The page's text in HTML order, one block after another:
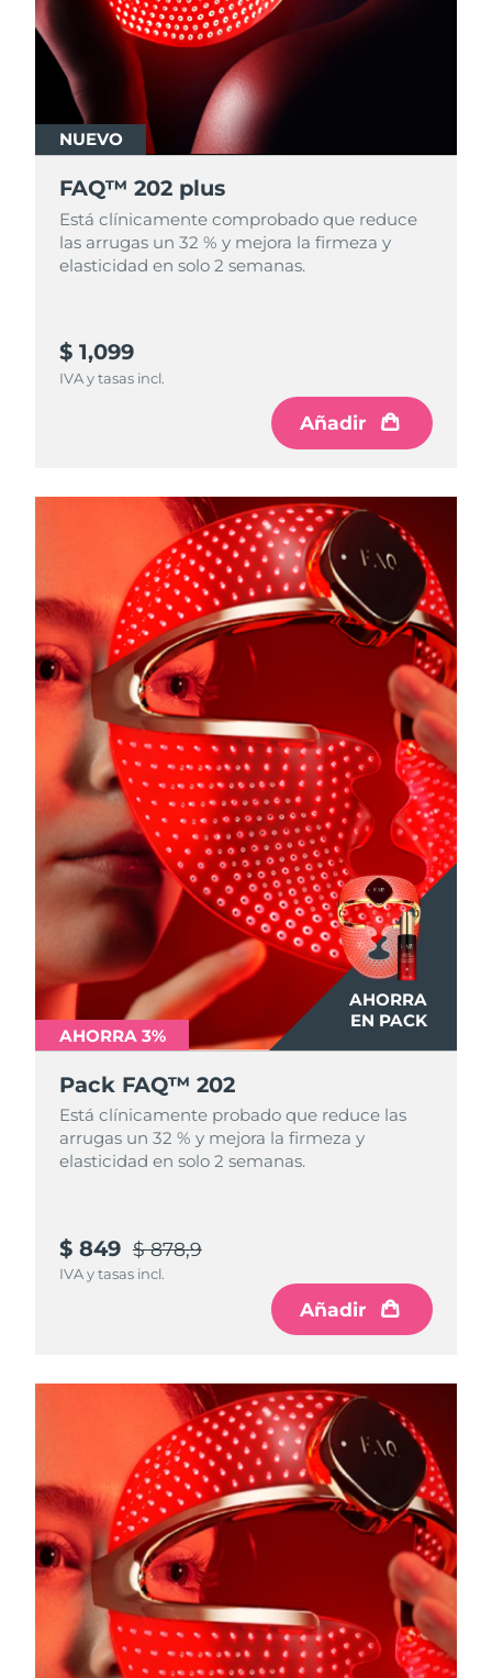
NUEVO
FAQ™ 202 plus
Está clínicamente comprobado que reduce
las arrugas un 32 % y mejora la firmeza y
elasticidad en solo 2 semanas.
$ 1,099
IVA y tasas incl.
Añadir
AHORRA
EN PACK
AHORRA 3%
Pack FAQ™ 202
Está clínicamente probado que reduce las
arrugas un 32 % y mejora la firmeza y
elasticidad en solo 2 semanas.
$ 849 $ 878,9
IVA y tasas incl.
Añadir
Turquía Entrega prevista
Emiratos Árabes
Unidos
Estados Unidos Entrega prevista8/10/26
Uzbekistán Entrega prevista